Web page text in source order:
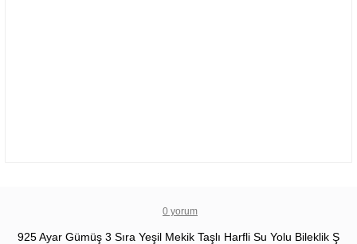
0 yorum
925 Ayar Gümüş 3 Sıra Yeşil Mekik Taşlı Harfli Su Yolu Bileklik Ş